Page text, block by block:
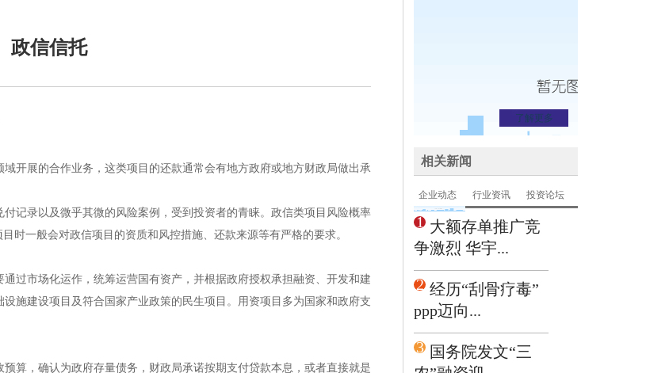
政信信托
开展的合作业务，这类项目的还款通常会有地方政府或地方财政局做出承
记录以及微乎其微的风险案例，受到投资者的青睐。政信类项目风险概率
时一般会对政信项目的资质和风控措施、还款来源等有严格的要求。
过市场化运作，统筹运营国有资产，并根据政府授权承担融资、开发和建
施建设项目及符合国家产业政策的民生项目。用资项目多为国家和政府支
算，确认为政府存量债务，财政局承诺按期支付贷款本息，或者直接就是
了解更多
相关新闻
企业动态 行业资讯 投资论坛
1 大额存单推广竞
争激烈 华宇...
2 经历“刮骨疗毒”
ppp迈向...
3 国务院发文“三